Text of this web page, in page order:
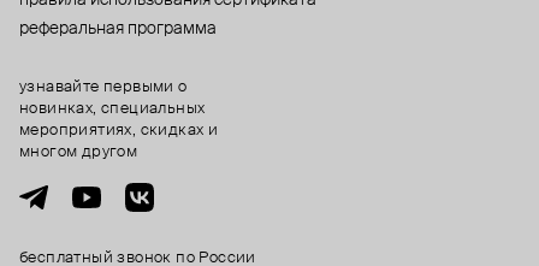
реферальная программа
бесплатный звонок по России
узнавайте первыми о
новинках, специальных
мероприятиях, скидках и
многом другом